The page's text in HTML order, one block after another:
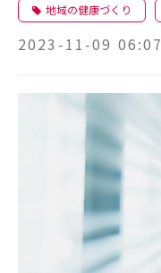
地域の健康づくり
2023-11-09 06:07